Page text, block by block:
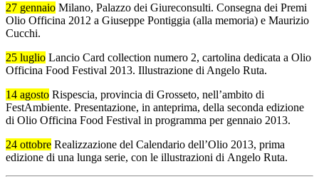
27 gennaio Milano, Palazzo dei Giureconsulti. Consegna dei Premi
Olio Officina 2012 a Giuseppe Pontiggia (alla memoria) e Maurizio
Cucchi.
25 luglio Lancio Card collection numero 2, cartolina dedicata a Olio
Officina Food Festival 2013. Illustrazione di Angelo Ruta.
14 agosto Rispescia, provincia di Grosseto, nell’ambito di
FestAmbiente. Presentazione, in anteprima, della seconda edizione
di Olio Officina Food Festival in programma per gennaio 2013.
24 ottobre Realizzazione del Calendario dell’Olio 2013, prima
edizione di una lunga serie, con le illustrazioni di Angelo Ruta.